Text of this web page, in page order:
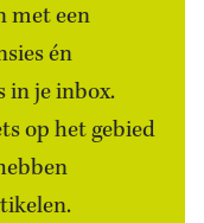
met een
én
in je inbox.
op het gebied